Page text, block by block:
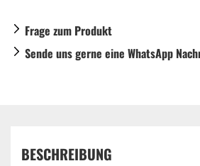
Frage zum Produkt
Sende uns gerne eine WhatsApp
BESCHREIBUNG